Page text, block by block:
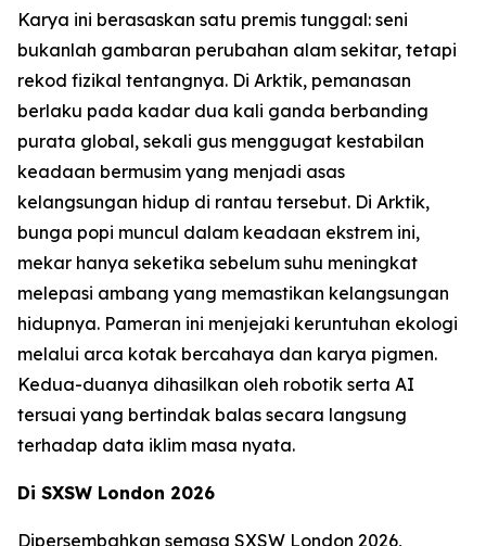
Karya ini berasaskan satu premis tunggal: seni
bukanlah gambaran perubahan alam sekitar, tetapi
rekod fizikal tentangnya. Di Arktik, pemanasan
berlaku pada kadar dua kali ganda berbanding
purata global, sekali gus menggugat kestabilan
keadaan bermusim yang menjadi asas
kelangsungan hidup di rantau tersebut. Di Arktik,
bunga popi muncul dalam keadaan ekstrem ini,
mekar hanya seketika sebelum suhu meningkat
melepasi ambang yang memastikan kelangsungan
hidupnya. Pameran ini menjejaki keruntuhan ekologi
melalui arca kotak bercahaya dan karya pigmen.
Kedua-duanya dihasilkan oleh robotik serta AI
tersuai yang bertindak balas secara langsung
terhadap data iklim masa nyata.
Di SXSW London 2026
Dipersembahkan semasa SXSW London 2026,